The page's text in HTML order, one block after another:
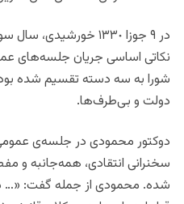
در ٩ جوزا ١٣٣٠
شورا به سه دسته تقسیم شده
دولت و بی‌طرف‌ها.
سخنرانی انتقادی، همه‌جانبه و
شده. محمودی از جمله گفت: «…